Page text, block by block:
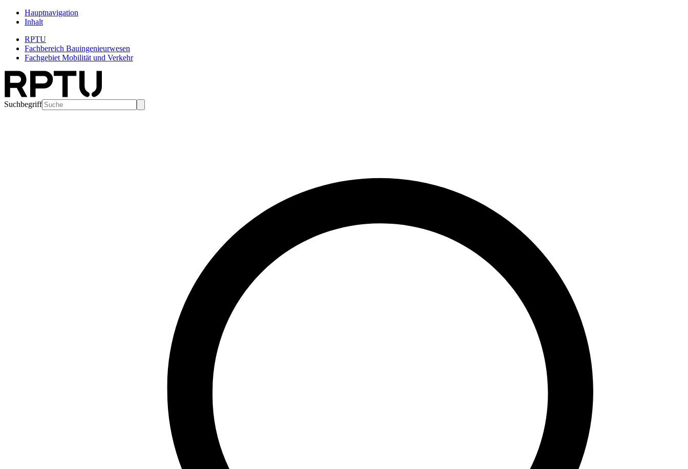
Hauptnavigation
Inhalt
RPTU
Fachbereich Bauingenieurwesen
Fachgebiet Mobilität und Verkehr
Suchbegriff